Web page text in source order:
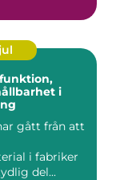
i
gått från att
i fabriker
del...